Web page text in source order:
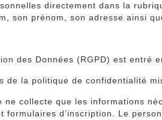
directement dans la
son prénom, son adresse ainsi
des Données (RGPD) est entré
de la politique de confidentialité
ne collecte que les informations
formulaires d’inscription. Le